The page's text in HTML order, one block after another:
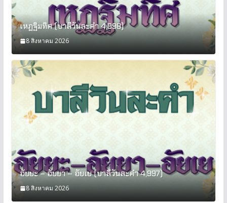
เหฏฐิมทิศ (บาลีวันละคำ 4,998)
8 สิงหาคม 2026
อัยยะ – อัยยา – อัยเย (บาลีวันละคำ 4,997)
8 สิงหาคม 2026